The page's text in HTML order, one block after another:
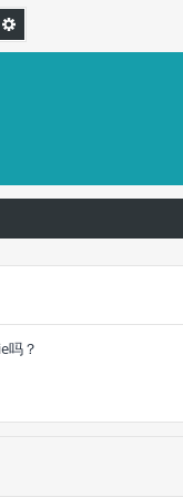
吗？